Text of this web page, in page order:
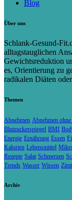
Blog
Über uns
Schlank-Gesund-
alltagstauglichen
Gewichtsreduktion
es, Orientierung zu
radikalen Diäten
Themen
Abnehmen Abnehmen
Blutzuckerspiegel BMI
Energie Ernährung Essen
Kalorien Lebensmittel
Rezepte Salat Schmerzen
Trends Wasser Wissen Zimt
Archiv